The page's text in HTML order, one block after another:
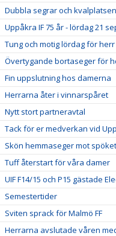
Dubbla segrar och
Uppåkra IF 75 år - lördag 21
Tung och motig lördag för
Övertygande bortaseger för
Fin uppslutning hos damerna
Herrarna åter i vinnarspåret
Nytt stort partneravtal
Tack för er medverkan vid
Skön hemmaseger mot
Tuff återstart för våra damer
UIF F14/15 och P15 gästade
Semestertider
Sviten sprack för Malmö FF
Herrarna avslutade våren